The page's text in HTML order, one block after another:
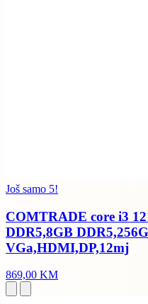
Još samo 5!
COMTRADE core i3
DDR5,8GB
VGa,HDMI,DP,12mj
869,00 KM